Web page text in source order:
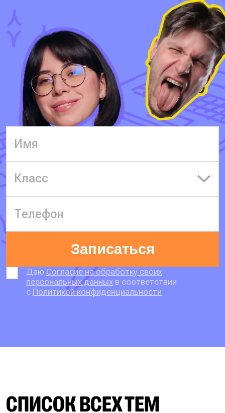
Класс
Записаться
Даю Согласие на обработку своих
персональных данных в соответствии
с Политикой конфиденциальности
СПИСОК ВСЕХ ТЕМ